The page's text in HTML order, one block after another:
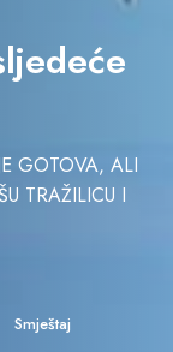
GOTOVA, ALI
TRAŽILICU I
Smještaj